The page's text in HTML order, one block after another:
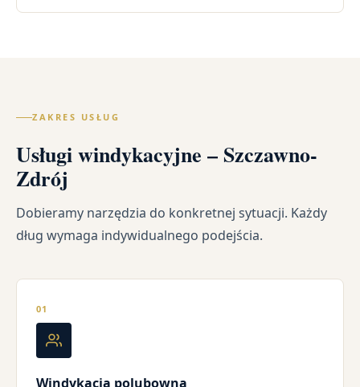
ZAKRES USŁUG
Usługi windykacyjne – Szczawno-
Zdrój
Dobieramy narzędzia do konkretnej sytuacji. Każdy
dług wymaga indywidualnego podejścia.
01
Windykacja polubowna